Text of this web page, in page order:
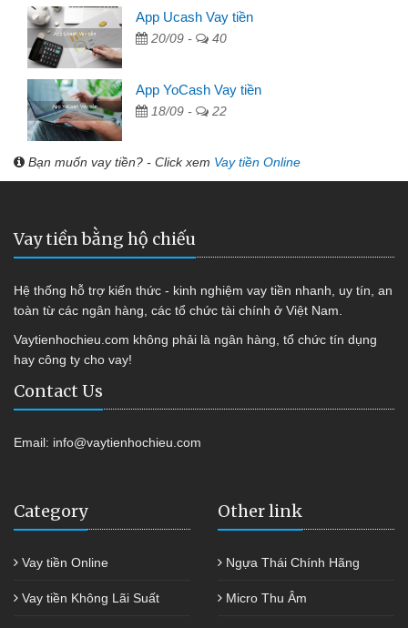
App Ucash Vay tiền
20/09 - 40
App YoCash Vay tiền
18/09 - 22
Bạn muốn vay tiền? - Click xem Vay tiền Online
Vay tiền bằng hộ chiếu
Hệ thống hỗ trợ kiến thức - kinh nghiệm vay tiền nhanh, uy tín, an
toàn từ các ngân hàng, các tổ chức tài chính ở Việt Nam.
Vaytienhochieu.com không phải là ngân hàng, tổ chức tín dụng
hay công ty cho vay!
Contact Us
Email: info@vaytienhochieu.com
Category
Vay tiền Online
Vay tiền Không Lãi Suất
Other link
Ngựa Thái Chính Hãng
Micro Thu Âm